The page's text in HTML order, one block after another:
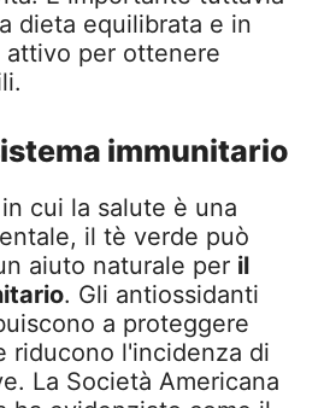
dieta equilibrata e in
per ottenere
immunitario
cui la salute è una
il tè verde può
aiuto naturale per il
. Gli antiossidanti
a proteggere
riducono l'incidenza di
La Società Americana